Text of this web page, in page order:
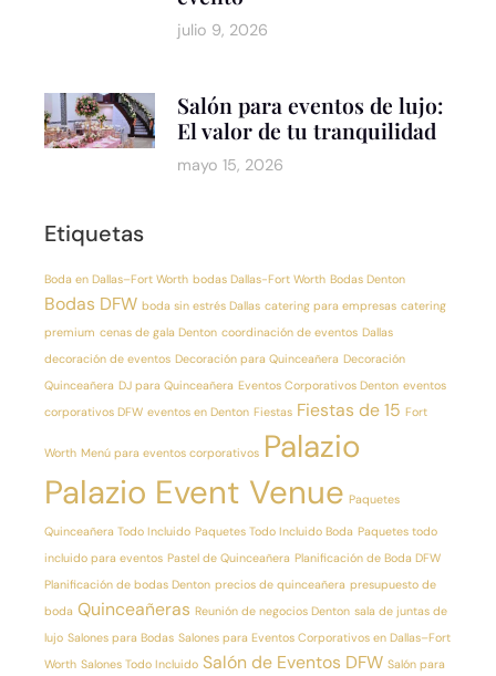
julio 9, 2026
Salón para eventos de lujo:
El valor de tu tranquilidad
mayo 15, 2026
Etiquetas
Boda en Dallas–Fort Worth bodas Dallas-Fort Worth Bodas Denton
Bodas DFW boda sin estrés Dallas catering para empresas catering
premium cenas de gala Denton coordinación de eventos Dallas
decoración de eventos Decoración para Quinceañera Decoración
Quinceañera DJ para Quinceañera Eventos Corporativos Denton eventos
corporativos DFW eventos en Denton Fiestas Fiestas de 15 Fort
Worth Menú para eventos corporativos Palazio
Palazio Event Venue Paquetes
Quinceañera Todo Incluido Paquetes Todo Incluido Boda Paquetes todo
incluido para eventos Pastel de Quinceañera Planificación de Boda DFW
Planificación de bodas Denton precios de quinceañera presupuesto de
boda Quinceañeras Reunión de negocios Denton sala de juntas de
lujo Salones para Bodas Salones para Eventos Corporativos en Dallas–Fort
Worth Salones Todo Incluido Salón de Eventos DFW Salón para